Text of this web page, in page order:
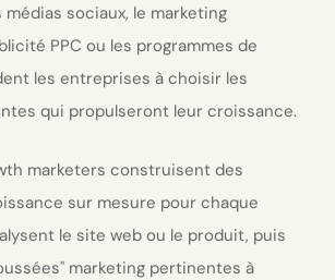
sociaux, le marketing
PPC ou les programmes de
les entreprises à choisir les
qui propulseront leur croissance.
marketers construisent des
sur mesure pour chaque
le site web ou le produit, puis
marketing pertinentes à